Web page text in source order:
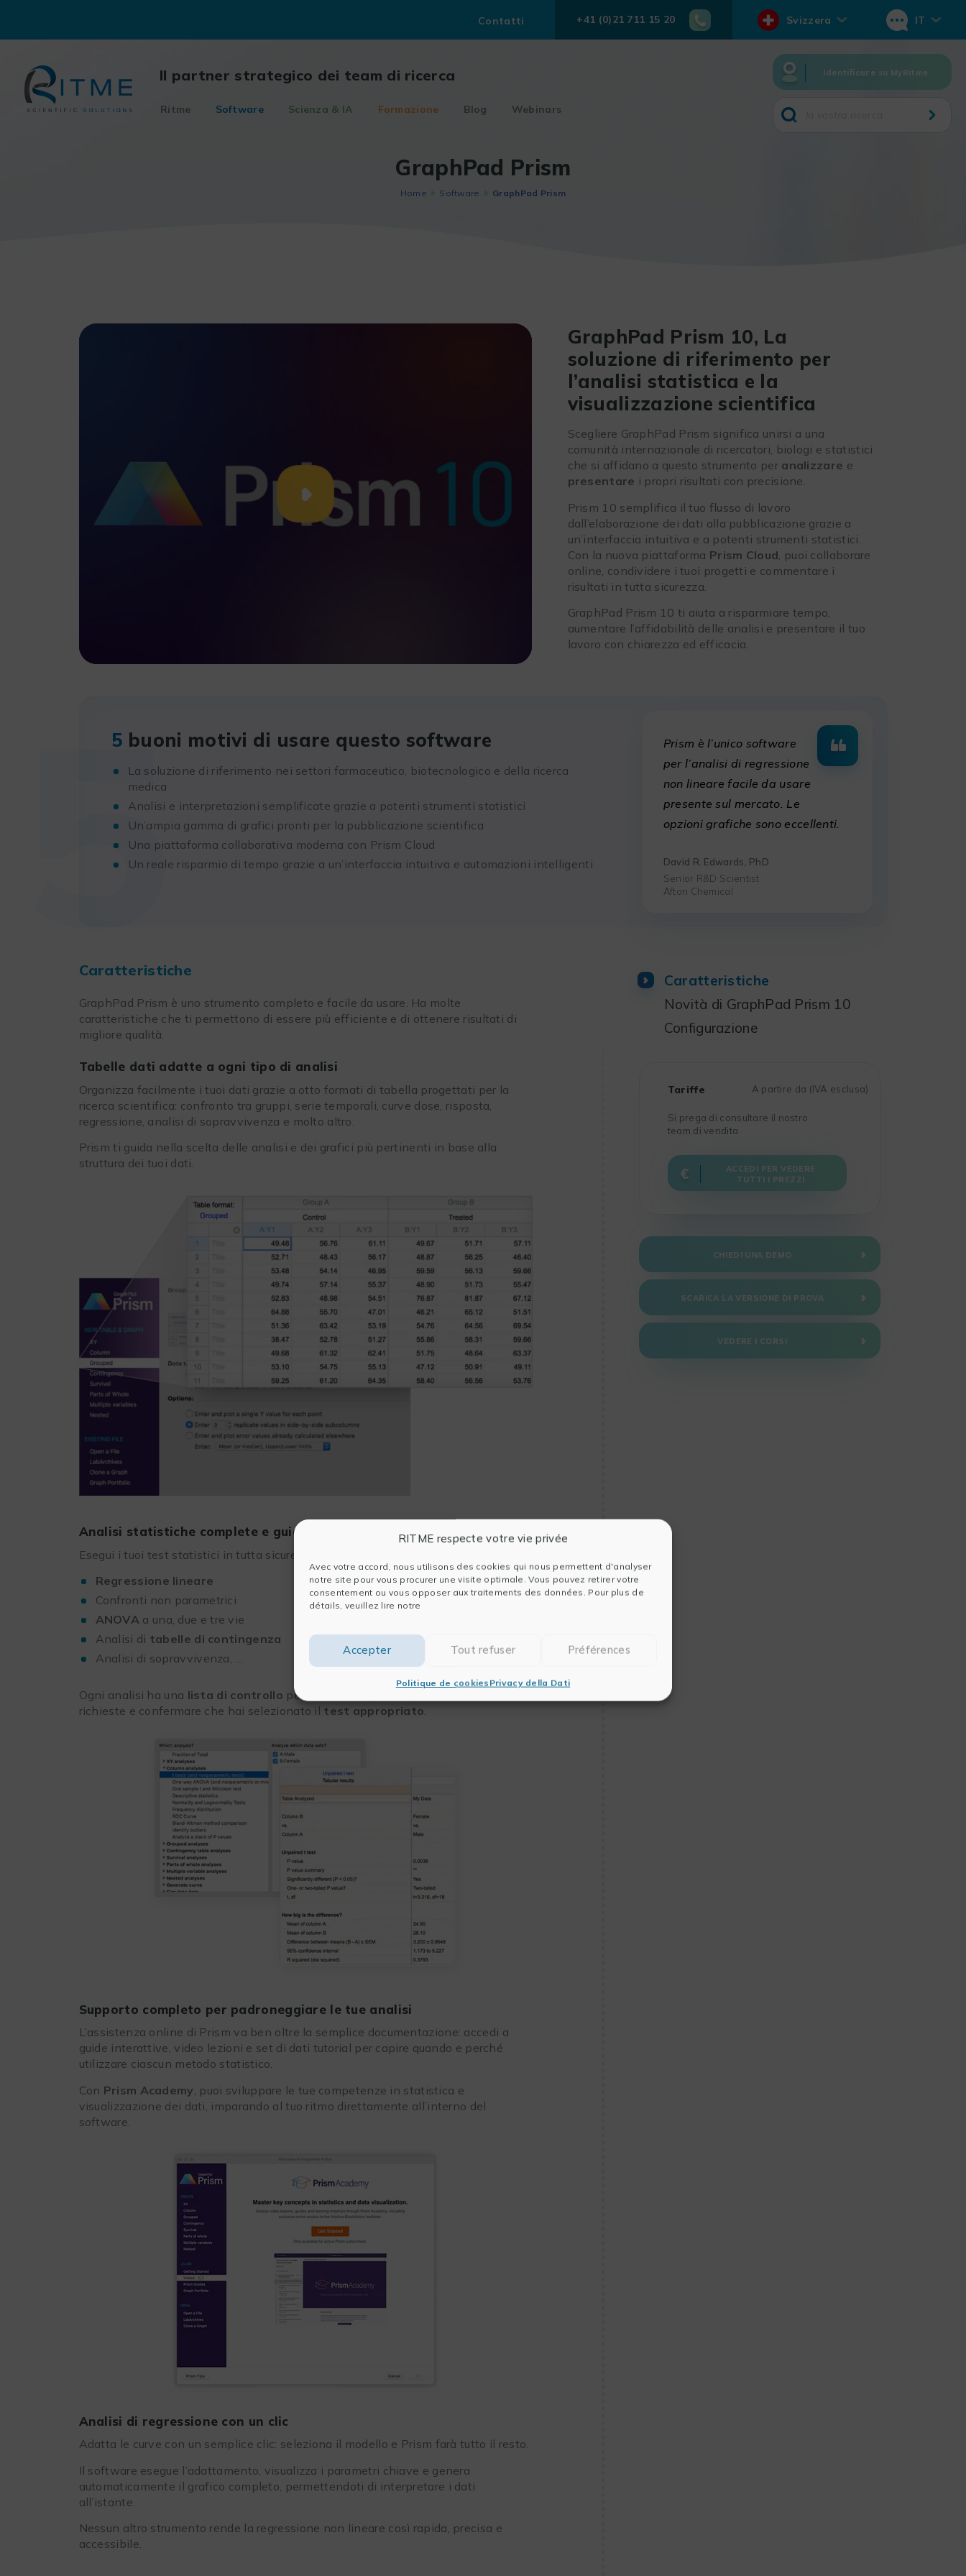
RITME respecte votre vie privée
Avec votre accord, nous utilisons des cookies qui nous permettent d'analyser
notre site pour vous procurer une visite optimale. Vous pouvez retirer votre
consentement ou vous opposer aux traitements des données. Pour plus de
détails, veuillez lire notre
Accepter Tout refuser Préférences
Politique de cookies Privacy della Dati
content
Contatti +41 (0)21 711 15 20 Svizzera IT
Il partner strategico dei team di ricerca
Ritme Software Scienza & IA Formazione Blog Webinars
Identificare su MyRitme
GraphPad Prism
Home Software GraphPad Prism
GraphPad Prism 10, La
soluzione di riferimento per
l’analisi statistica e la
visualizzazione scientifica
Scegliere GraphPad Prism significa unirsi a una
comunità internazionale di ricercatori, biologi e statistici
che si affidano a questo strumento per analizzare e
presentare i propri risultati con precisione.
Prism 10 semplifica il tuo flusso di lavoro
dall’elaborazione dei dati alla pubblicazione grazie a
un’interfaccia intuitiva e a potenti strumenti statistici.
Con la nuova piattaforma Prism Cloud , puoi collaborare
online, condividere i tuoi progetti e commentare i
risultati in tutta sicurezza.
GraphPad Prism 10 ti aiuta a risparmiare tempo,
aumentare l’affidabilità delle analisi e presentare il tuo
lavoro con chiarezza ed efficacia.
5 buoni motivi di usare questo software
La soluzione di riferimento nei settori farmaceutico, biotecnologico e della ricerca
medica
Analisi e interpretazioni semplificate grazie a potenti strumenti statistici
Un’ampia gamma di grafici pronti per la pubblicazione scientifica
Una piattaforma collaborativa moderna con Prism Cloud
Un reale risparmio di tempo grazie a un’interfaccia intuitiva e automazioni intelligenti
5
Prism è l’unico software
per l’analisi di regressione
non lineare facile da usare
presente sul mercato. Le
opzioni grafiche sono eccellenti.
David R. Edwards, PhD
Senior R&D Scientist
Afton Chemical
Caratteristiche
GraphPad Prism è uno strumento completo e facile da usare. Ha molte
caratteristiche che ti permettono di essere più efficiente e di ottenere risultati di
migliore qualità.
Tabelle dati adatte a ogni tipo di analisi
Organizza facilmente i tuoi dati grazie a otto formati di tabella progettati per la
ricerca scientifica: confronto tra gruppi, serie temporali, curve dose, risposta,
regressione, analisi di sopravvivenza e molto altro.
Prism ti guida nella scelta delle analisi e dei grafici più pertinenti in base alla
struttura dei tuoi dati.
Analisi statistiche complete e guidate
Esegui i tuoi test statistici in tutta sicurezza, senza rischiare errori di metodo:
Regressione lineare
Confronti non parametrici
ANOVA a una, due e tre vie
Analisi di tabelle di contingenza
Analisi di sopravvivenza, …
Ogni analisi ha una lista di controllo per aiutarti a capire le ipotesi statistiche
richieste e confermare che hai selezionato il test appropriato
Supporto completo per padroneggiare le tue analisi
L’assistenza online di Prism va ben oltre la semplice documentazione: accedi a
guide interattive, video lezioni e set di dati tutorial per capire quando e perché
utilizzare ciascun metodo statistico.
Con Prism Academy , puoi sviluppare le tue competenze in statistica e
visualizzazione dei dati, imparando al tuo ritmo direttamente all’interno del
software.
Analisi di regressione con un clic
Adatta le curve con un semplice clic: seleziona il modello e Prism farà tutto il resto.
Il software esegue l’adattamento, visualizza i parametri chiave e genera
automaticamente il grafico completo, permettendoti di interpretare i dati
all’istante.
Nessun altro strumento rende la regressione non lineare così rapida, precisa e
accessibile.
Caratteristiche
Novità di GraphPad Prism 10
Configurazione
A partire da (IVA esclusa)
Tariffe
Si prega di consultare il nostro
team di vendita
ACCEDI PER VEDERE
TUTTI I PREZZI
CHIEDI UNA DEMO
SCARICA LA VERSIONE DI PROVA
VEDERE I CORSI